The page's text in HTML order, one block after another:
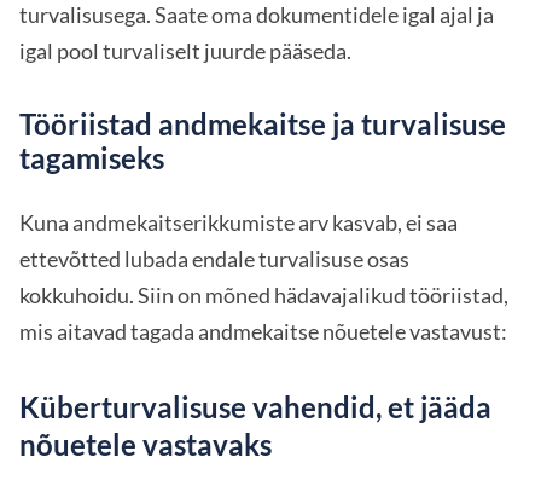
turvalisusega. Saate oma dokumentidele igal ajal ja
igal pool turvaliselt juurde pääseda.
Tööriistad andmekaitse ja turvalisuse
tagamiseks
Kuna andmekaitserikkumiste arv kasvab, ei saa
ettevõtted lubada endale turvalisuse osas
kokkuhoidu. Siin on mõned hädavajalikud tööriistad,
mis aitavad tagada andmekaitse nõuetele vastavust:
Küberturvalisuse vahendid, et jääda
nõuetele vastavaks